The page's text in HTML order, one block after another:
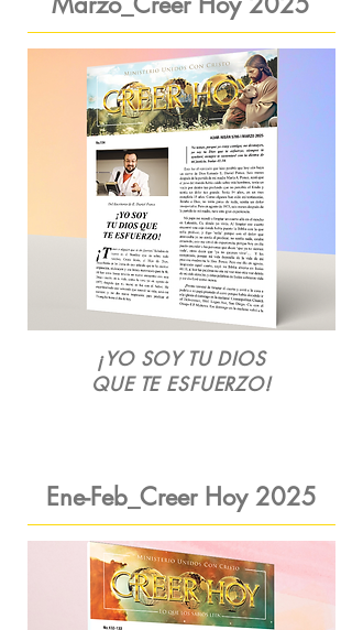
¡YO SOY TU DIOS
QUE TE ESFUERZO!
Ene-Feb_Creer Hoy 2025